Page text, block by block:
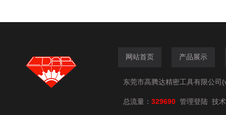
网站首页 产品展示
东莞市高腾达精密工具有限公司
总流量： 329690 管理登陆 技